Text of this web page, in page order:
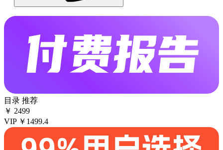
目录 推荐
￥ 2499
VIP ￥1499.4